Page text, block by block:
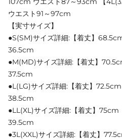
ウエスト91～97cm
【実寸サイズ】
●S(SM)サイズ詳細:【着丈】
36.5cm
●M(MD)サイズ詳細:【着丈】
37.5cm
●L(LG)サイズ詳細:【着丈】
38.5cm
●LL(XL)サイズ詳細:【着丈】75cm
39.5cm
●3L(XXL)サイズ詳細:【着丈】